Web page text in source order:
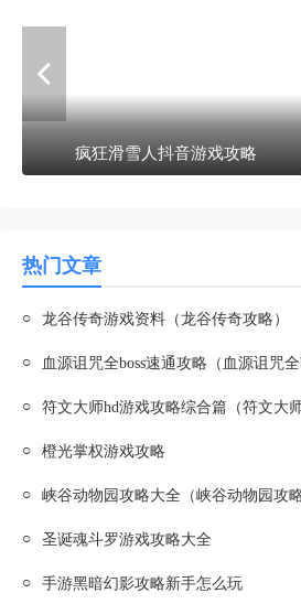
疯狂滑雪人抖音游戏攻略
热门文章
○ 龙谷传奇游戏资料（龙谷传奇攻略）
○
○
○ 橙光掌权游戏攻略
○
○ 圣诞魂斗罗游戏攻略大全
○ 手游黑暗幻影攻略新手怎么玩